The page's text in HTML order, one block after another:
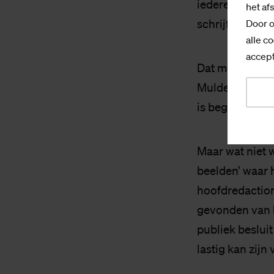
het
Door
alle
iedereen in
schrijft, dat is
Dat mag
Mulder de
is begrijpelijk.
Maar wat niet
beelden’
gevonden van
publiek
lastig kan zijn